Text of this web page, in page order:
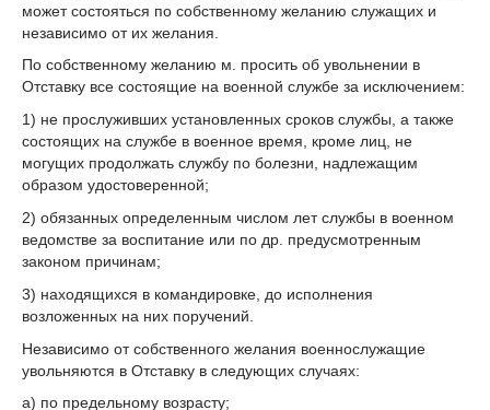
может состояться по собственному желанию служащих и
независимо от их желания.
По собственному желанию м. просить об увольнении в
Отставку все состоящие на военной службе за исключением:
1) не прослуживших установленных сроков службы, а также
состоящих на службе в военное время, кроме лиц, не
могущих продолжать службу по болезни, надлежащим
образом удостоверенной;
2) обязанных определенным числом лет службы в военном
ведомстве за воспитание или по др. предусмотренным
законом причинам;
3) находящихся в командировке, до исполнения
возложенных на них поручений.
Независимо от собственного желания военнослужащие
увольняются в Отставку в следующих случаях:
а) по предельному возрасту;